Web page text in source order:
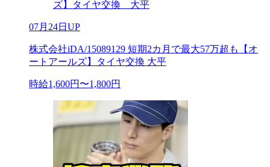
ズ】タイヤ交換 大平
07月24日UP
株式会社iDA/15089129 短期2カ月で最大57万超も【オ
ートアールズ】タイヤ交換 大平
時給1,600円〜1,800円